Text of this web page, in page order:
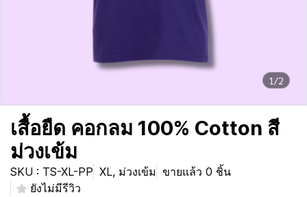
1/2
เสื้อยืด คอกลม 100% Cotton สี
ม่วงเข้ม
SKU : TS-XL-PP XL, ม่วงเข้ม ขายแล้ว 0 ชิ้น
ยังไม่มีรีวิว